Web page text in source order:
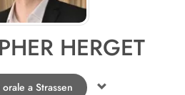
HERGET
a Strassen